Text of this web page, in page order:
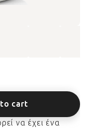
cart
να έχει ένα